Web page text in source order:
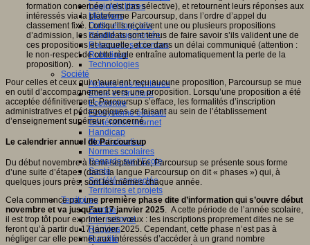
Logiciels libres
Métavers
Outils et logiciels
Réalité augmentée
Ressources sciences
Robotique
Technologies
Société
Acteurs des territoires
Ecole et structure
Economie
Ecosystème éducatif
Génération internet
Handicap
Mondialisation
Normes scolaires
Regards sur l’Ecole
Santé
Société connectée
Territoires et projets
Territoires
Europe
International
Régions
Ruralité
formation concernée n’est pas sélective), et retournent leurs réponses aux
intéressés via la plateforme Parcoursup, dans l’ordre d’appel du
classement fixé. Lorsqu’ils reçoivent une ou plusieurs propositions
d’admission, les candidats sont tenus de faire savoir s’ils valident une de
ces propositions et laquelle, et ce dans un délai communiqué (attention :
le non-respect de cette règle entraîne automatiquement la perte de la
proposition).
Pour celles et ceux qui n’auraient reçu aucune proposition, Parcoursup se mue
en outil d’accompagnement vers une proposition. Lorsqu’une proposition a été
acceptée définitivement, Parcoursup s’efface, les formalités d’inscription
administratives et pédagogiques se faisant au sein de l’établissement
d’enseignement supérieur concerné.
Le calendrier annuel de Parcoursup
Du début novembre à la mi-septembre, Parcoursup se présente sous forme
d’une suite d’étapes (dans la langue Parcoursup on dit « phases ») qui, à
quelques jours près, sont les mêmes chaque année.
Cela commence par une première phase dite d’information qui s’ouvre début
novembre et va jusqu’au 17 janvier 2025. A cette période de l’année scolaire,
il est trop tôt pour exprimer ses vœux : les inscriptions proprement dites ne se
feront qu’à partir du 17 janvier 2025. Cependant, cette phase n’est pas à
négliger car elle permet aux intéressés d’accéder à un grand nombre